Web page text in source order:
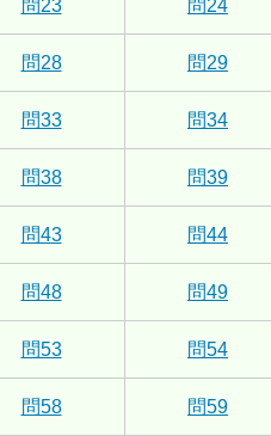
問23 問24
問28 問29
問33 問34
問38 問39
問43 問44
問48 問49
問53 問54
問58 問59